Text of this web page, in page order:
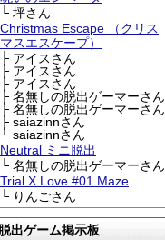
└ 坪さん
Christmas Escape （クリス
マスエスケープ）
├ アイスさん
├ アイスさん
├ アイスさん
├ 名無しの脱出ゲーマーさん
├ 名無しの脱出ゲーマーさん
├ saiazinnさん
└ saiazinnさん
Neutral ミニ脱出
└ 名無しの脱出ゲーマーさん
Trial X Love #01 Maze
└ りんごさん
脱出ゲーム掲示板